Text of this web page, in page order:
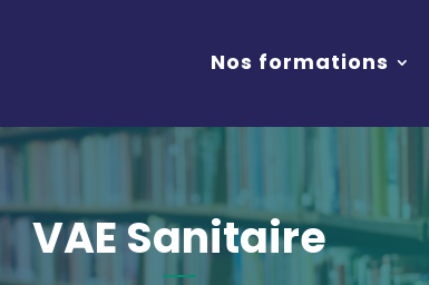
Nos formations
VAE Sanitaire